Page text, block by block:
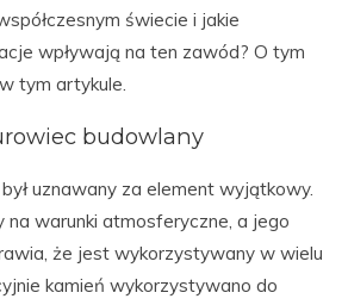
świecie i jakie
wpływają na ten zawód? O tym
tym artykule.
budowlany
uznawany za element wyjątkowy.
na warunki atmosferyczne, a jego
że jest wykorzystywany w wielu
kamień wykorzystywano do